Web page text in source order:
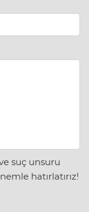
suç unsuru
hatırlatırız!